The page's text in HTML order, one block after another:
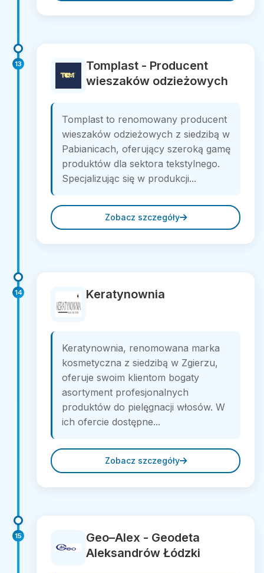
13
Tomplast - Producent
wieszaków odzieżowych
Tomplast to renomowany producent
wieszaków odzieżowych z siedzibą w
Pabianicach, oferujący szeroką gamę
produktów dla sektora tekstylnego.
Specjalizując się w produkcji...
Zobacz szczegóły
14 Keratynownia
Keratynownia, renomowana marka
kosmetyczna z siedzibą w Zgierzu,
oferuje swoim klientom bogaty
asortyment profesjonalnych
produktów do pielęgnacji włosów. W
ich ofercie dostępne...
Zobacz szczegóły
15
Geo–Alex - Geodeta
Aleksandrów Łódzki